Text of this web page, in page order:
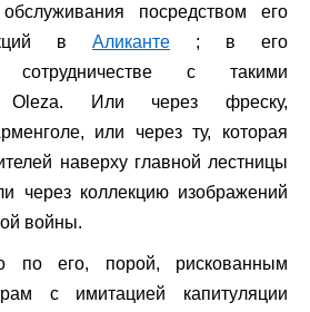
посредством его
в Аликанте ; в его
сотрудничестве с такими
Oleza. Или через фреску,
или через ту, которая
наверху главной лестницы
через коллекцию изображений
войны.
по его, порой, рискованным
с имитацией капитуляции